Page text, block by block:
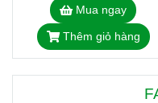
Mua ngay
Thêm giỏ hàng